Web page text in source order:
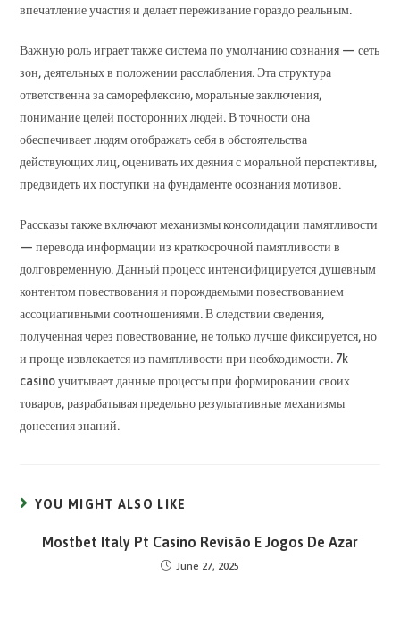
впечатление участия и делает переживание гораздо реальным.
Важную роль играет также система по умолчанию сознания — сеть
зон, деятельных в положении расслабления. Эта структура
ответственна за саморефлексию, моральные заключения,
понимание целей посторонних людей. В точности она
обеспечивает людям отображать себя в обстоятельства
действующих лиц, оценивать их деяния с моральной перспективы,
предвидеть их поступки на фундаменте осознания мотивов.
Рассказы также включают механизмы консолидации памятливости
— перевода информации из краткосрочной памятливости в
долговременную. Данный процесс интенсифицируется душевным
контентом повествования и порождаемыми повествованием
ассоциативными соотношениями. В следствии сведения,
полученная через повествование, не только лучше фиксируется, но
и проще извлекается из памятливости при необходимости. 7k
casino учитывает данные процессы при формировании своих
товаров, разрабатывая предельно результативные механизмы
донесения знаний.
YOU MIGHT ALSO LIKE
Mostbet Italy Pt Casino Revisão E Jogos De Azar
June 27, 2025